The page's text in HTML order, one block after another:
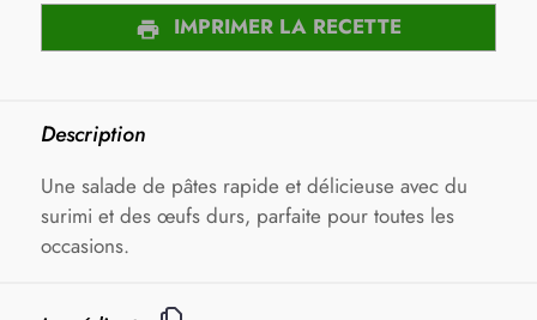
IMPRIMER LA RECETTE
Description
Une salade de pâtes rapide et délicieuse avec du
surimi et des œufs durs, parfaite pour toutes les
occasions.